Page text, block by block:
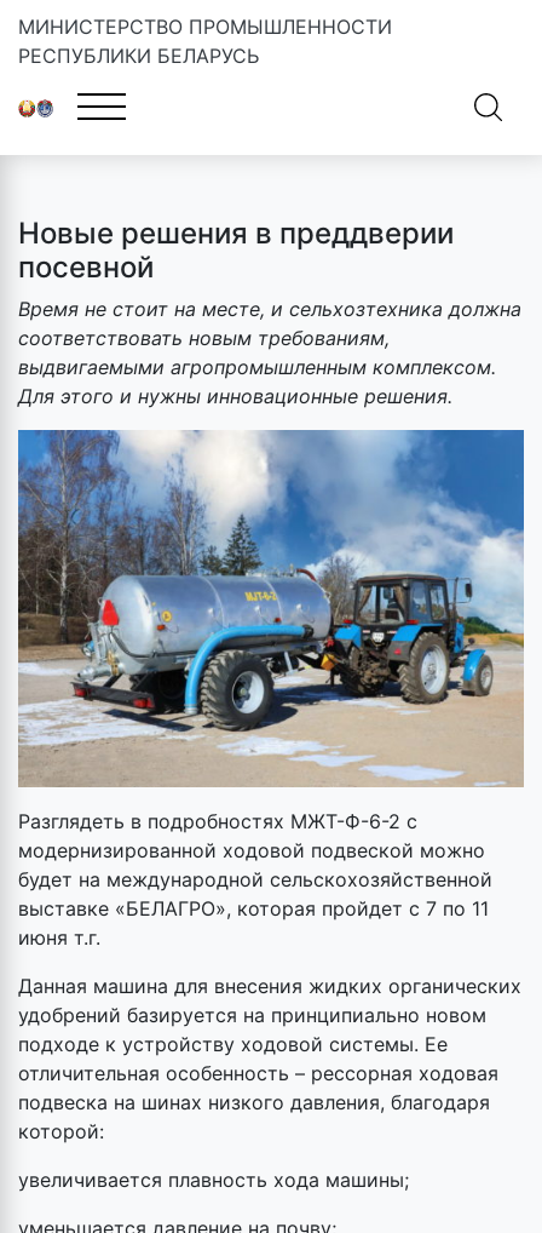
МИНИСТЕРСТВО ПРОМЫШЛЕННОСТИ
РЕСПУБЛИКИ БЕЛАРУСЬ
Главная»Новости Новые решения в преддверии посевной
Новые решения в преддверии
посевной
Время не стоит на месте, и сельхозтехника должна
соответствовать новым требованиям,
выдвигаемыми агропромышленным комплексом.
Для этого и нужны инновационные решения.
Разглядеть в подробностях МЖТ-Ф-6-2 с
модернизированной ходовой подвеской можно
будет на международной сельскохозяйственной
выставке «БЕЛАГРО», которая пройдет с 7 по 11
июня т.г.
Данная машина для внесения жидких органических
удобрений базируется на принципиально новом
подходе к устройству ходовой системы. Ее
отличительная особенность – рессорная ходовая
подвеска на шинах низкого давления, благодаря
которой:
увеличивается плавность хода машины;